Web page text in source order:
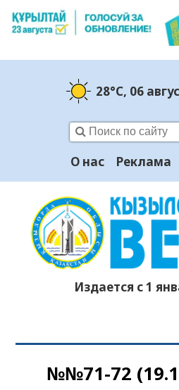
28°C, 06
О нас Реклама
Издается с 1
№№71-72